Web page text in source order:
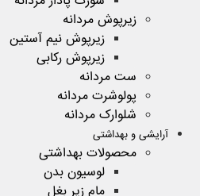
زیرپوش مردانه
زیرپوش نیم آستین
زیرپوش رکابی
ست مردانه
پولوشرت مردانه
شلوارک مردانه
آرایشی و بهداشتی
محصولات بهداشتی
لوسیون بدن
مام زیر بغل